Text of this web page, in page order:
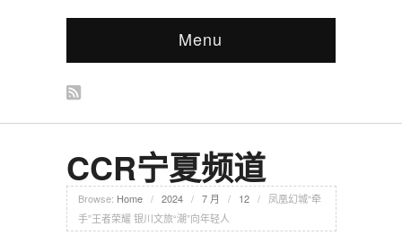
Menu
CCR宁夏频道
Browse: Home / 2024 / 7 月 / 12 /
凤凰幻城“牵
手”王者荣耀 银川文旅“潮”向年轻人